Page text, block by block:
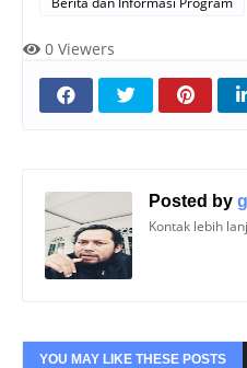
0 Viewers
Posted by
Kontak lebih
YOU MAY LIKE THESE POSTS